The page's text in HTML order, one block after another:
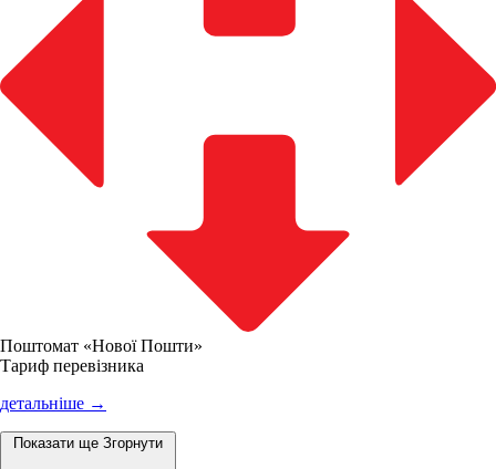
Поштомат «Нової Пошти»
Тариф перевізника
детальніше →
Показати ще Згорнути